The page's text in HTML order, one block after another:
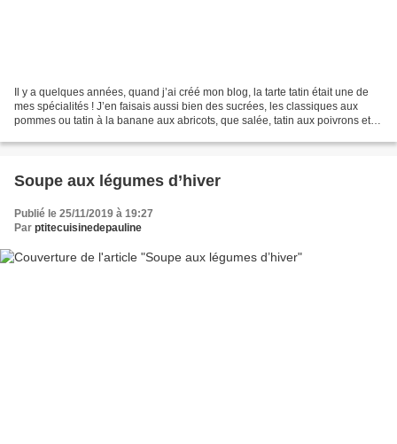
Il y a quelques années, quand j’ai créé mon blog, la tarte tatin était une de
mes spécialités ! J’en faisais aussi bien des sucrées, les classiques aux
pommes ou tatin à la banane aux abricots, que salée, tatin aux poivrons et
Soupe aux légumes d’hiver
Publié le 25/11/2019 à 19:27
Par ptitecuisinedepauline